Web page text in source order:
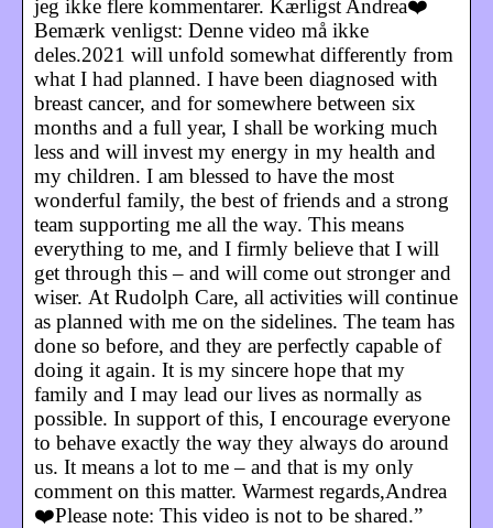
jeg ikke flere kommentarer. Kærligst Andrea❤️
Bemærk venligst: Denne video må ikke
deles.2021 will unfold somewhat differently from
what I had planned. I have been diagnosed with
breast cancer, and for somewhere between six
months and a full year, I shall be working much
less and will invest my energy in my health and
my children. I am blessed to have the most
wonderful family, the best of friends and a strong
team supporting me all the way. This means
everything to me, and I firmly believe that I will
get through this – and will come out stronger and
wiser. At Rudolph Care, all activities will continue
as planned with me on the sidelines. The team has
done so before, and they are perfectly capable of
doing it again. It is my sincere hope that my
family and I may lead our lives as normally as
possible. In support of this, I encourage everyone
to behave exactly the way they always do around
us. It means a lot to me – and that is my only
comment on this matter. Warmest regards,Andrea
❤️Please note: This video is not to be shared.”